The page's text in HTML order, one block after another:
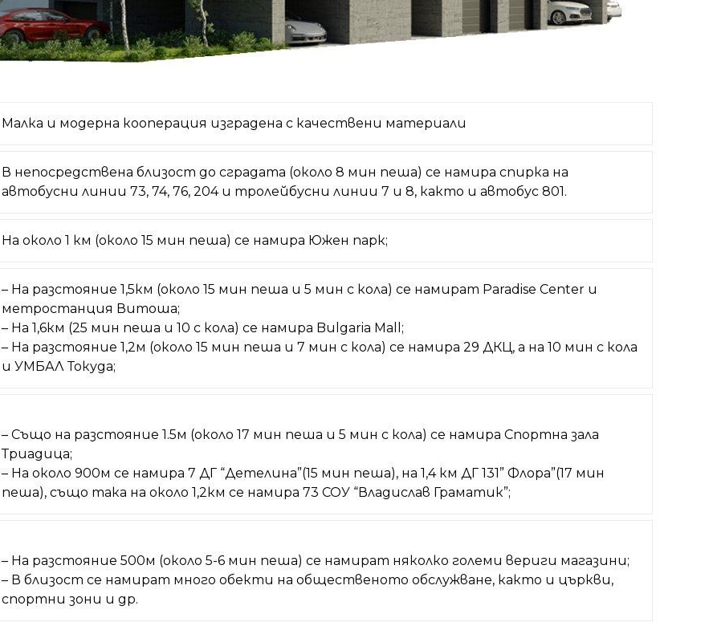
Малка и модерна кооперация изградена с качествени материали
В непосредствена близост до сградата (около 8 мин пеша) се намира спирка на
автобусни линии 73, 74, 76, 204 и тролейбусни линии 7 и 8, както и автобус 801.
На около 1 км (около 15 мин пеша) се намира Южен парк;
– На разстояние 1,5км (около 15 мин пеша и 5 мин с кола) се намират Paradise Center и
метростанция Витоша;
– На 1,6км (25 мин пеша и 10 с кола) се намира Bulgaria Mall;
– На разстояние 1,2м (около 15 мин пеша и 7 мин с кола) се намира 29 ДКЦ, а на 10 мин с кола
и УМБАЛ Токуда;
– Също на разстояние 1.5м (около 17 мин пеша и 5 мин с кола) се намира Спортна зала
Триадица;
– На около 900м се намира 7 ДГ “Детелина”(15 мин пеша), на 1,4 км ДГ 131” Флора”(17 мин
пеша), също така на около 1,2км се намира 73 СОУ “Владислав Граматик”;
– На разстояние 500м (около 5-6 мин пеша) се намират няколко големи вериги магазини;
– В близост се намират много обекти на общественото обслужване, както и църкви,
спортни зони и др.